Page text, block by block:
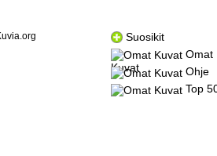
Suosikit
Omat
Kuvat
Ohje
Top